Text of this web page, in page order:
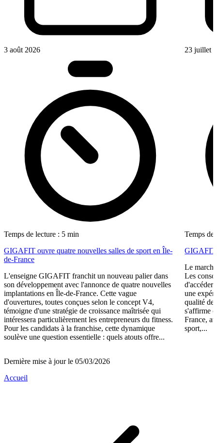
3 août 2026
Temps de lecture : 5 min
GIGAFIT ouvre quatre nouvelles salles de sport en Île-
de-France
L'enseigne GIGAFIT franchit un nouveau palier dans
son développement avec l'annonce de quatre nouvelles
implantations en Île-de-France. Cette vague
d'ouvertures, toutes conçues selon le concept V4,
témoigne d'une stratégie de croissance maîtrisée qui
intéressera particulièrement les entrepreneurs du fitness.
Pour les candidats à la franchise, cette dynamique
soulève une question essentielle : quels atouts offre...
23 juillet
Temps de
GIGAFIT
Le
Les
d'accéder
une
qualité
s'affirme
France,
sport,...
Dernière mise à jour le 05/03/2026
Accueil